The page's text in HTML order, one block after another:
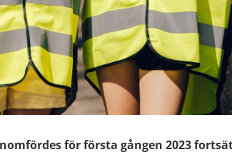
för första gången 2023